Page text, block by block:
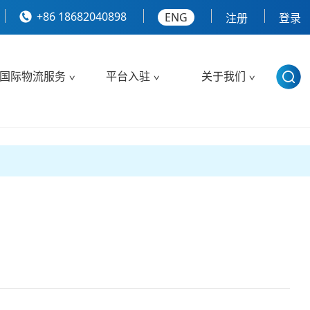
+86 18682040898 ENG 注册 登录
际物流服务 平台入驻 关于我们